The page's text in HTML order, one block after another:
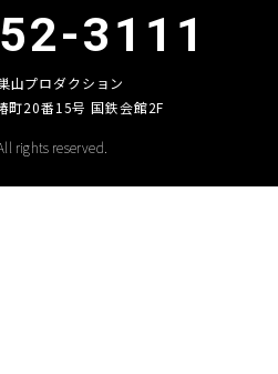
3111
山プロダクション
町20番15号 国鉄会館2F
rights reserved.